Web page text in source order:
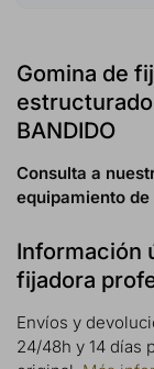
Gomina de
BANDIDO
Consulta a
equipamiento
Información
fijadora
Envíos y
24/48h y 14 días